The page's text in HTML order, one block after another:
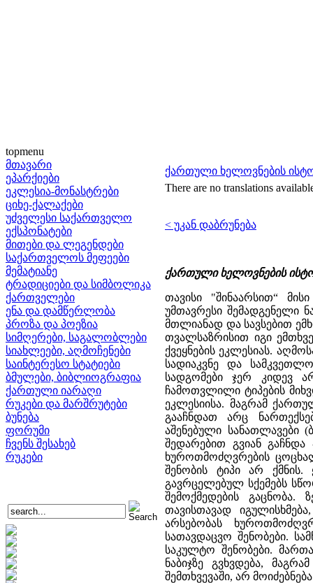
topmenu
მთავარი
ეპარქიები
ეკლესია-მონასტრები
ციხე-ქალაქები
უძველესი საქართველო
ექსპონატები
მითები და ლეგენდები
საქართველოს მეფეები
მემატიანე
ტრადიციები და სიმბოლიკა
ქართველები
ენა და დამწერლობა
პროზა და პოეზია
სიმღერები, საგალობლები
სიახლეები, აღმოჩენები
საინტერესო სტატიები
ბმულები, ბიბლიოგრაფია
ქართული იარაღი
რუკები და მარშრუტები
ბუნება
ფორუმი
ჩვენს შესახებ
რუკები
ქართული ხელოვნების
There are no translations
< უკან დაბრუნება
ქართული ხელოვნების
თავისი "შინაარსით“
უმთავრესი შემადგენელი
მთლიანად და სავსებით
თვალსაზრისით იგი
ქვეყნების ეკლესიას.
სადიაკვნე და
სადგომები ჯერ კიდევ
ჩამოთვლილი ტიპების
ეკლესიისა. მაგრამ
გააჩნდათ არც
აშენებული სანათლავები
შედარებით გვიან
ხუროთმოძღვრების
შენობის ტიპი არ
გავრცელებულ სქემებს
შემოქმედების
თავისთავად
არსებობას
სათავდაცვო შენობები.
საკულტო შენობები.
ნაბიჯზე გვხვდება,
შემთხვევაში, არ